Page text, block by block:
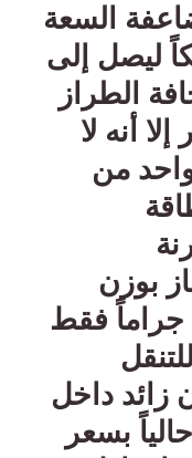
مضاعفة السعة
ليصل إلى
الطراز
6 مليمتر إلا أنه لا
من
بوزن
خفيف يبلغ حوالي 195 جراماً فقط
زائد داخل
بسعر